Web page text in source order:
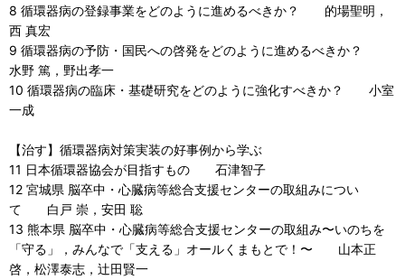
8 循環器病の登録事業をどのように進めるべきか？ 的場聖明，
西 真宏
9 循環器病の予防・国民への啓発をどのように進めるべきか？
水野 篤，野出孝一
10 循環器病の臨床・基礎研究をどのように強化すべきか？ 小室
一成
【治す】循環器病対策実装の好事例から学ぶ
11 日本循環器協会が目指すもの 石津智子
12 宮城県 脳卒中・心臓病等総合支援センターの取組みについ
て 白戸 崇，安田 聡
13 熊本県 脳卒中・心臓病等総合支援センターの取組み〜いのちを
「守る」，みんなで「支える」オールくまもとで！〜 山本正
啓，松澤泰志，辻田賢一